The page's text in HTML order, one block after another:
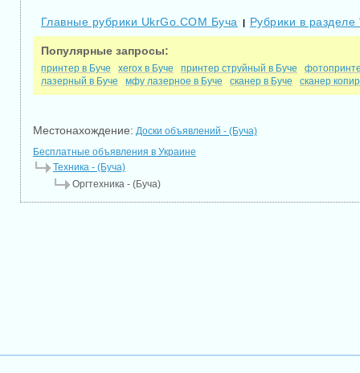
Главные рубрики UkrGo.COM Буча | Рубрики в
Популярные запросы:
принтер в Буче xerox в Буче принтер струйный в Буче
лазерный в Буче
мфу лазерное в Буче сканер в Буче сканер
Местонахождение: Доски объявлений - (Буча)
Бесплатные объявления в Украине
Техника - (Буча)
Оргтехника - (Буча)